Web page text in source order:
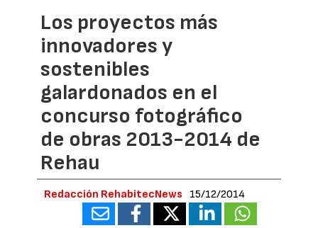
Los proyectos más
innovadores y
sostenibles
galardonados en el
concurso fotográfico
de obras 2013-2014 de
Rehau
Redacción RehabitecNews 15/12/2014